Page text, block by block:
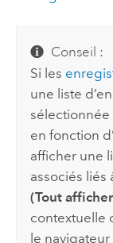
Conseil :
Si les
une liste
sélectionnée
en fonction
afficher une
associés
(Tout
contextuelle
le